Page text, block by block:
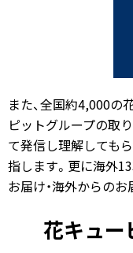
また、全国約4,000の
ピットグループの取
て発信し理解しても
指します。更に海外
お届け・海外からのお
花キュー